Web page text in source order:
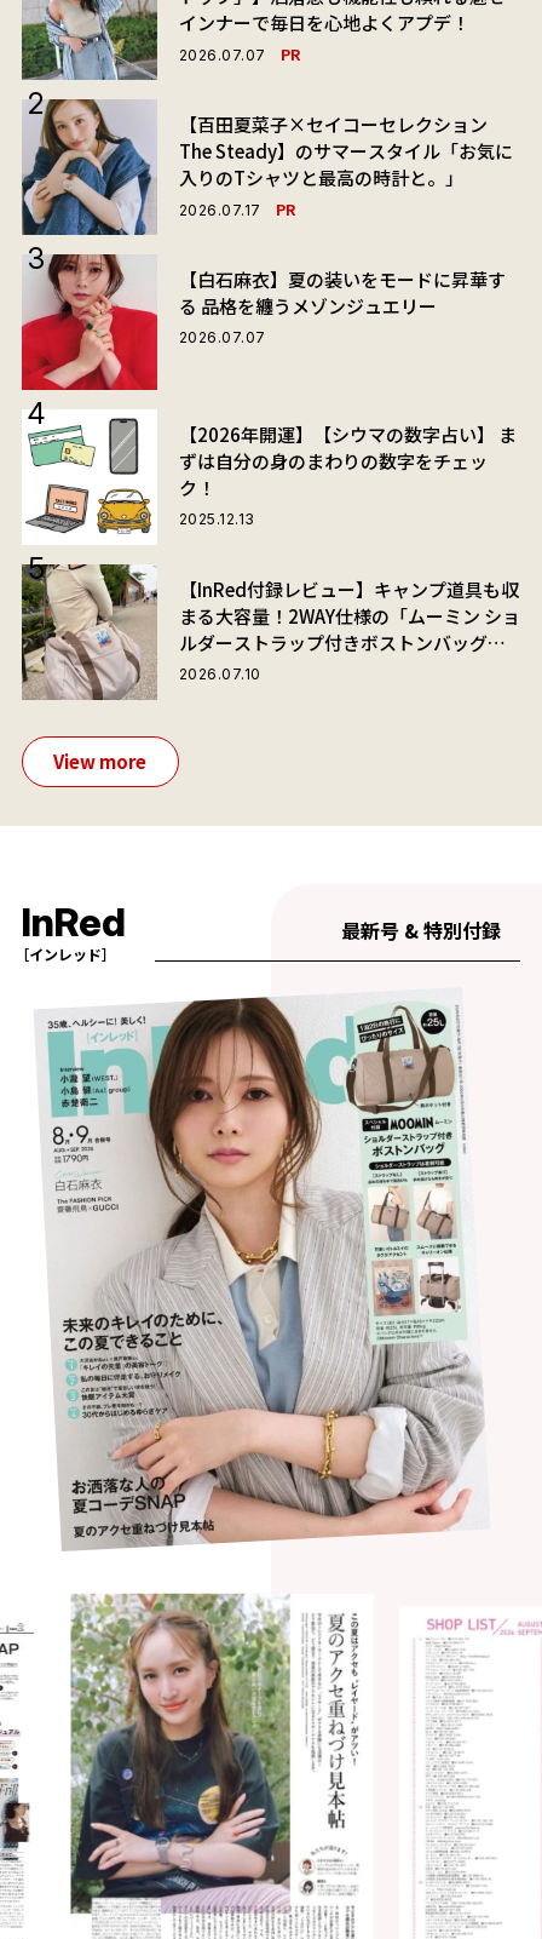
インナーで毎日を心地よくアプデ！
2026.07.07 PR
【百田夏菜子×セイコーセレクション
The Steady】のサマースタイル「お気に
入りのTシャツと最高の時計と。」
2026.07.17 PR
【白石麻衣】夏の装いをモードに昇華す
る 品格を纏うメゾンジュエリー
2026.07.07
【2026年開運】【シウマの数字占い】 ま
ずは自分の身のまわりの数字をチェッ
ク！
2025.12.13
【InRed付録レビュー】キャンプ道具も収
まる大容量！2WAY仕様の「ムーミン ショ
ルダーストラップ付きボストンバッグ」
が夏旅におすすめな理由
2026.07.10
View more
InRed
［インレッド］
最新号 & 特別付録